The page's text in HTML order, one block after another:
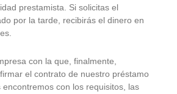
prestamista. Si solicitas el
por la tarde, recibirás el dinero en
con la que, finalmente,
el contrato de nuestro préstamo
encontremos con los requisitos, las